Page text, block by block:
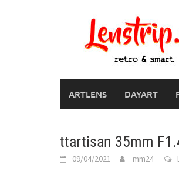
ARTLENS DAYART
ttartisan 35mm
09/04/2021 mm24